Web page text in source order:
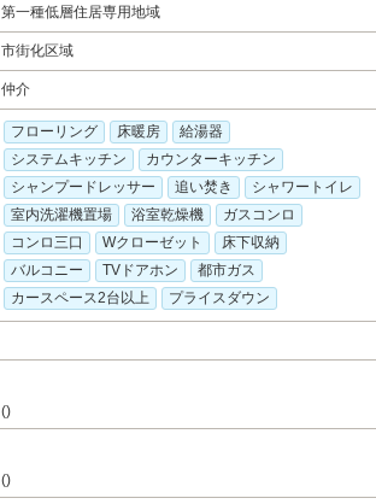
第一種低層住居専用地域
市街化区域
仲介
フローリング 床暖房
給湯器
システムキッチン
カウンターキッチン
シャンプードレッサー
追い焚き
シャワートイレ
室内洗濯機置場
浴室乾燥機
ガスコンロ
コンロ三口
Wクローゼット
床下収納
バルコニー
TVドアホン
都市ガス
カースペース2台以上
プライスダウン
()
()